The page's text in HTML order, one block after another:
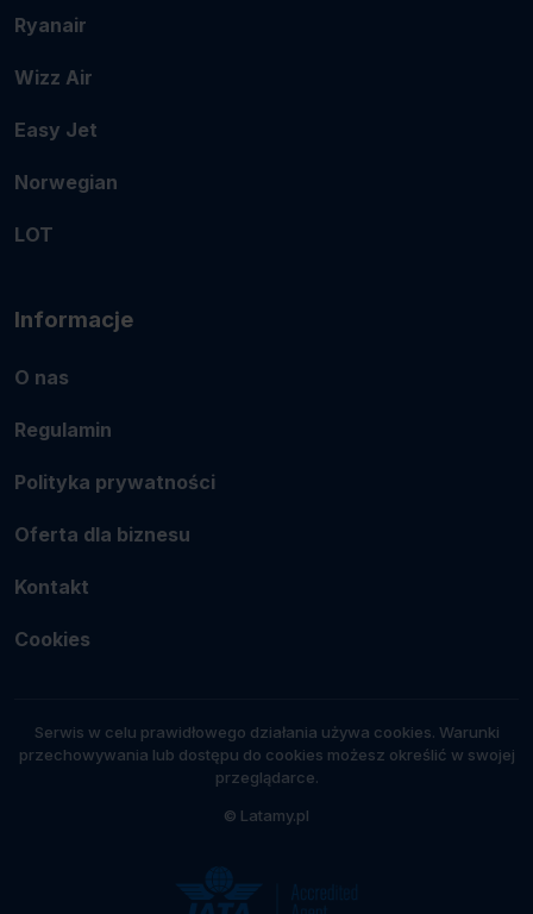
Ryanair
Wizz Air
Easy Jet
Norwegian
LOT
Informacje
O nas
Regulamin
Polityka prywatności
Oferta dla biznesu
Kontakt
Cookies
Serwis w celu prawidłowego działania używa cookies. Warunki
przechowywania lub dostępu do cookies możesz określić w swojej
przeglądarce.
© Latamy.pl